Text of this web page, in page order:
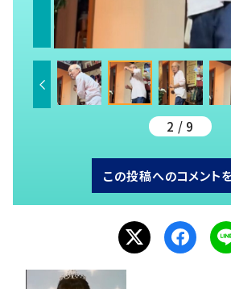
2 / 9
この投稿へのコメント